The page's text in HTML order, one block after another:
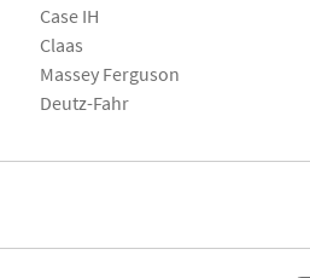
Case IH
Claas
Massey Ferguson
Deutz-Fahr